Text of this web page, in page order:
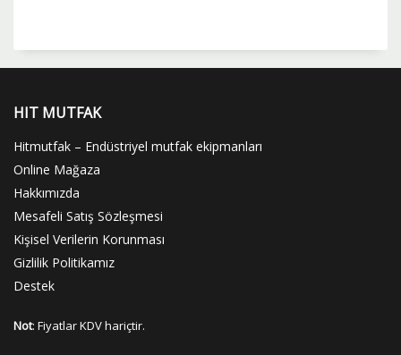
HIT MUTFAK
Hitmutfak – Endüstriyel mutfak ekipmanları
Online Mağaza
Hakkımızda
Mesafeli Satış Sözleşmesi
Kişisel Verilerin Korunması
Gizlilik Politikamız
Destek
Not: Fiyatlar KDV hariçtir.